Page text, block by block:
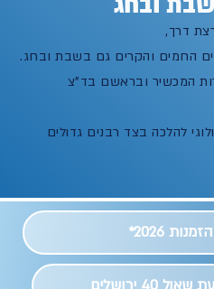
2026*